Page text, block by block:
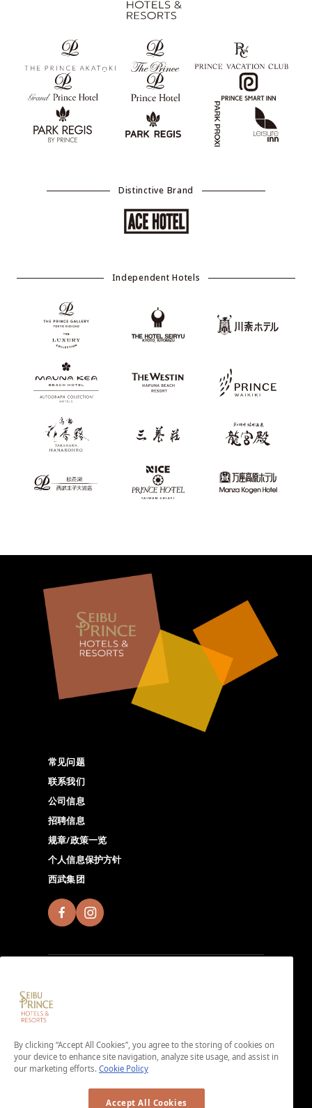
Distinctive Brand
Independent Hotels
常见问题
联系我们
公司信息
招聘信息
规章/政策一览
个人信息保护方针
西武集团
载App。
＜免入会费・免年费＞
By clicking “Accept All Cookies”, you agree to the storing of cookies on
your device to enhance site navigation, analyze site usage, and assist in
our marketing efforts. Cookie Policy
Accept All Cookies